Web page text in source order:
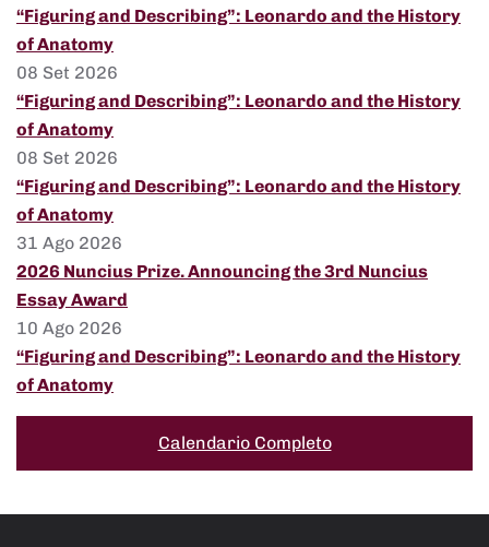
“Figuring and Describing”: Leonardo and the History
of Anatomy
08 Set 2026
“Figuring and Describing”: Leonardo and the History
of Anatomy
08 Set 2026
“Figuring and Describing”: Leonardo and the History
of Anatomy
31 Ago 2026
2026 Nuncius Prize. Announcing the 3rd Nuncius
Essay Award
10 Ago 2026
“Figuring and Describing”: Leonardo and the History
of Anatomy
Calendario Completo